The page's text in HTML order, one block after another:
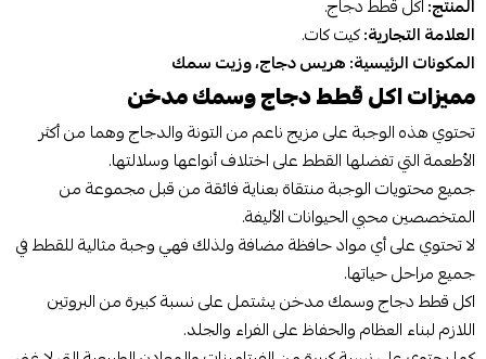
المنتج:اكل قطط دجاج.
العلامة التجارية:كيت كات.
المكونات الرئيسية: هريس دجاج، وزيت سمك
مميزات اكل قطط دجاج وسمك مدخن
تحتوي هذه الوجبة على مزيج ناعم من التونة والدجاج وهما من أكثر
الأطعمة التي تفضلها القطط على اختلاف أنواعها وسلالتها.
جميع محتويات الوجبة منتقاة بعناية فائقة من قبل مجموعة من
المتخصصين محبي الحيوانات الأليفة.
لا تحتوي على أي مواد حافظة مضافة ولذلك فهي وجبة مثالية للقطط في
جميع مراحل حياتها.
اكل قطط دجاج وسمك مدخن يشتمل على نسبة كبيرة من البروتين
اللازم لبناء العظام والحفاظ على الفراء والجلد.